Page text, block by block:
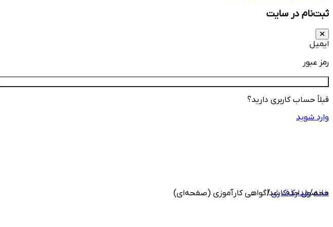
ثبت‌نام در سایت
ایمیل
رمز عبور
قبلاً حساب کاربری دارید؟
وارد شوید
محصول حذف شد!
خانه/مدارک کاری/ گواهی کارآموزی (صفحه‌ای)